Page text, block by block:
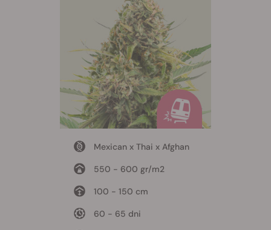
Mexican x Thai x Afghan
550 - 600 gr/m2
100 - 150 cm
60 - 65 dni